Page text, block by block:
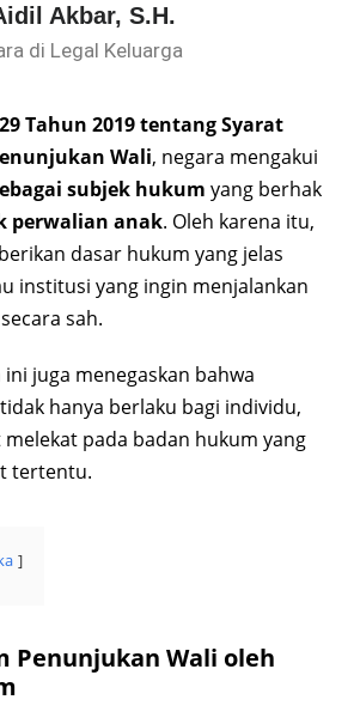
Akbar, S.H.
di Legal Keluarga
Tahun 2019 tentang Syarat
Wali, negara mengakui
subjek hukum yang berhak
perwalian anak. Oleh karena itu,
dasar hukum yang jelas
institusi yang ingin menjalankan
sah.
juga menegaskan bahwa
hanya berlaku bagi individu,
pada badan hukum yang
tertentu.
Penunjukan Wali oleh